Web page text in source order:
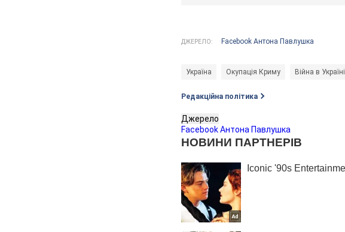
ДЖЕРЕЛО: Facebook Антона Павлушка
Україна Окупація Криму Війна в Україні
Редакційна політика
Джерело
Facebook Антона Павлушка